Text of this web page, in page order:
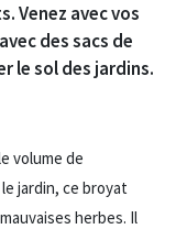
Venez avec vos
des sacs de
le sol des jardins.
volume de
jardin, ce broyat
herbes. Il